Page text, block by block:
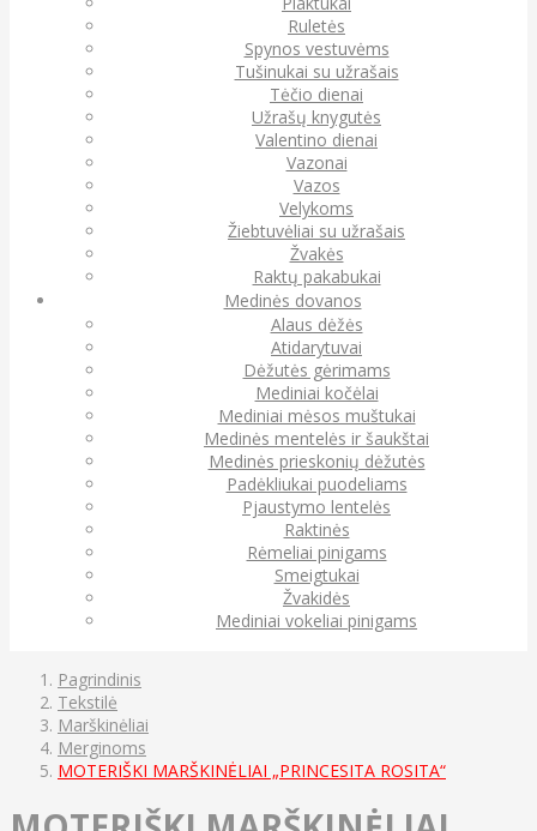
Ruletės
Spynos vestuvėms
Tušinukai su užrašais
Tėčio dienai
Užrašų knygutės
Valentino dienai
Vazonai
Vazos
Velykoms
Žiebtuvėliai su užrašais
Žvakės
Raktų pakabukai
Medinės dovanos
Alaus dėžės
Atidarytuvai
Dėžutės gėrimams
Mediniai kočėlai
Mediniai mėsos muštukai
Medinės mentelės ir šaukštai
Medinės prieskonių dėžutės
Padėkliukai puodeliams
Pjaustymo lentelės
Raktinės
Rėmeliai pinigams
Smeigtukai
Žvakidės
Mediniai vokeliai pinigams
Pagrindinis
Tekstilė
Marškinėliai
Merginoms
MOTERIŠKI MARŠKINĖLIAI „PRINCESITA ROSITA“